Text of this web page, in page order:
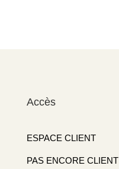
Accès
ESPACE CLIENT
PAS ENCORE CLIENT